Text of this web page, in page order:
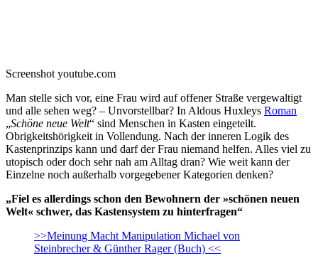
Screenshot youtube.com
Man stelle sich vor, eine Frau wird auf offener Straße vergewaltigt
und alle sehen weg? – Unvorstellbar? In Aldous Huxleys Roman
„Schöne neue Welt“ sind Menschen in Kasten eingeteilt.
Obrigkeitshörigkeit in Vollendung. Nach der inneren Logik des
Kastenprinzips kann und darf der Frau niemand helfen. Alles viel zu
utopisch oder doch sehr nah am Alltag dran? Wie weit kann der
Einzelne noch außerhalb vorgegebener Kategorien denken?
„Fiel es allerdings schon den Bewohnern der »schönen neuen
Welt« schwer, das Kastensystem zu hinterfragen“
>>Meinung Macht Manipulation Michael von
Steinbrecher & Günther Rager (Buch) <<